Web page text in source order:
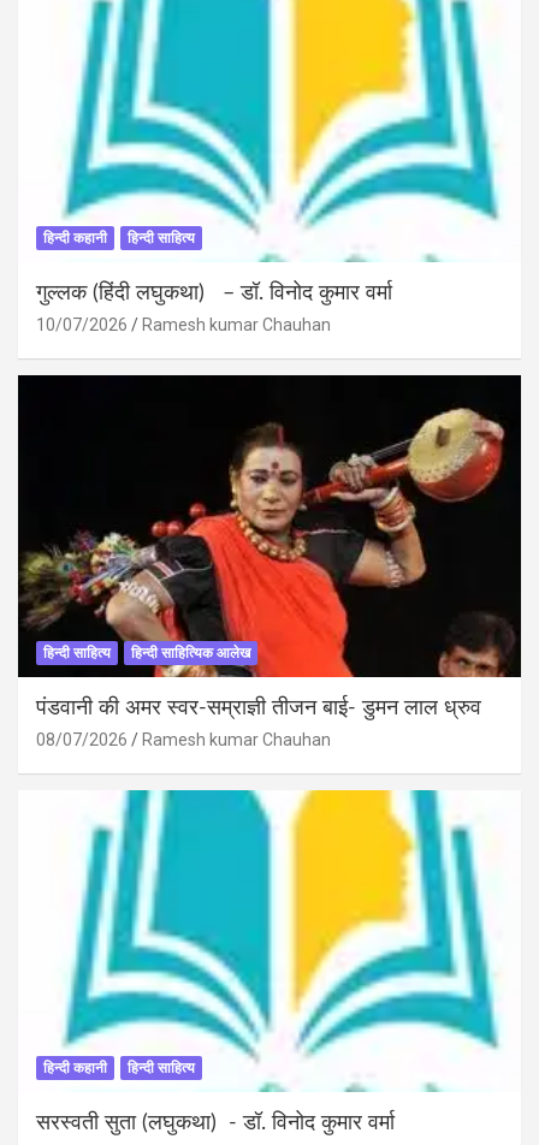
हिन्दी कहानी हिन्दी साहित्य
गुल्लक (हिंदी लघुकथा) – डॉ. विनोद कुमार वर्मा
10/07/2026 Ramesh kumar Chauhan
हिन्दी साहित्य हिन्दी साहित्यिक आलेख
पंडवानी की अमर स्वर-सम्राज्ञी तीजन बाई- डुमन लाल ध्रुव
08/07/2026 Ramesh kumar Chauhan
हिन्दी कहानी हिन्दी साहित्य
सरस्वती सुता (लघुकथा) ​- डॉ. विनोद कुमार वर्मा